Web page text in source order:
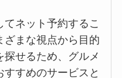
てネット予約するこ
ざまな視点から目的
探せるため、グルメ
すすめのサービスと